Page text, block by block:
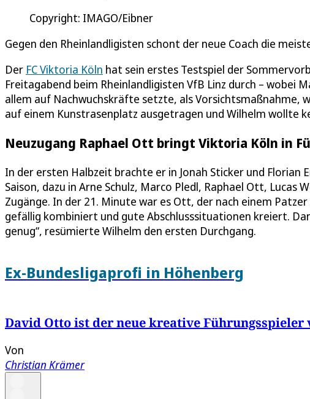
Copyright: IMAGO/Eibner
Gegen den Rheinlandligisten schont der neue Coach die
Der FC Viktoria Köln hat sein erstes Testspiel der
Freitagabend beim Rheinlandligisten VfB Linz durch – wobei
allem auf Nachwuchskräfte setzte, als Vorsichtsmaßnahme,
auf einem Kunstrasenplatz ausgetragen und Wilhelm wollte
Neuzugang Raphael Ott bringt Viktoria Köln in
In der ersten Halbzeit brachte er in Jonah Sticker und
Saison, dazu in Arne Schulz, Marco Pledl, Raphael Ott,
Zugänge. In der 21. Minute war es Ott, der nach einem Patzer
gefällig kombiniert und gute Abschlusssituationen kreiert.
genug“, resümierte Wilhelm den ersten Durchgang.
Ex-Bundesligaprofi in Höhenberg
David Otto ist der neue kreative
Von
Christian Krämer